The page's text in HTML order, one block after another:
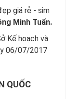
giá rẻ - sim
Minh Tuấn.
Kế hoạch và
06/07/2017
QUỐC